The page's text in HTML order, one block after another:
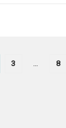
3 … 8